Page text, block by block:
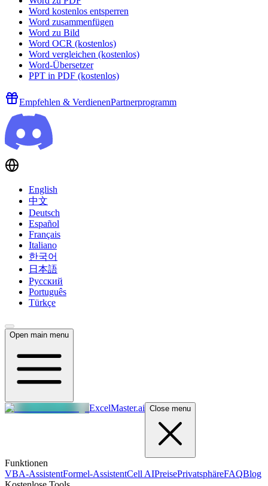
Word kostenlos entsperren
Word zusammenfügen
Word zu Bild
Word OCR (kostenlos)
Word vergleichen (kostenlos)
Word-Übersetzer
PPT in PDF (kostenlos)
Empfehlen & VerdienenPartnerprogramm
English
中文
Deutsch
Español
Français
Italiano
한국어
日本語
Русский
Português
Türkçe
Open main menu
ExcelMaster.ai Close menu
Funktionen
VBA-AssistentFormel-AssistentCell AIPreisePrivatsphäreFAQBlog